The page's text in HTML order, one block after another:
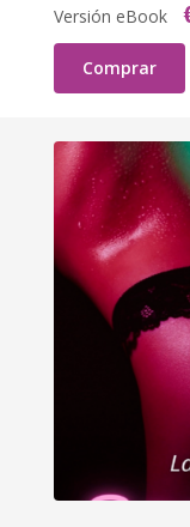
Versión eBook
Comprar